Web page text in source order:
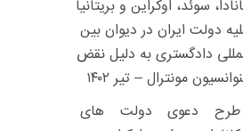
طرح دعوی دولت های